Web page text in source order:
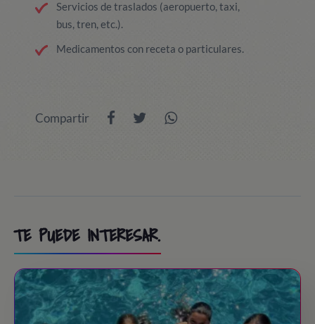
Servicios de traslados (aeropuerto, taxi,
bus, tren, etc.).
Medicamentos con receta o particulares.
Compartir
TE PUEDE INTERESAR.